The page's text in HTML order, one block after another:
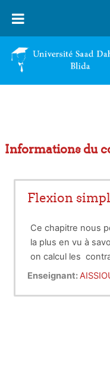
Informations du
Flexion
Ce chapitre nous
la plus en vu à
on calcul les
vérifie leurs
Enseignant: